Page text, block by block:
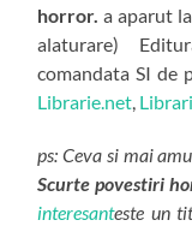
horror. a aparut
alaturare)
comandata SI de
Librarie.net,
ps: Ceva si mai
Scurte povestiri
interesanteste un